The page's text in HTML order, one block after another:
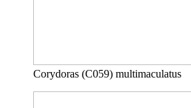
Corydoras (C059) multimaculatus